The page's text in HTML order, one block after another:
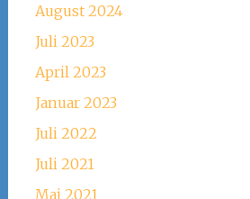
August 2024
Juli 2023
April 2023
Januar 2023
Juli 2022
Juli 2021
Mai 2021